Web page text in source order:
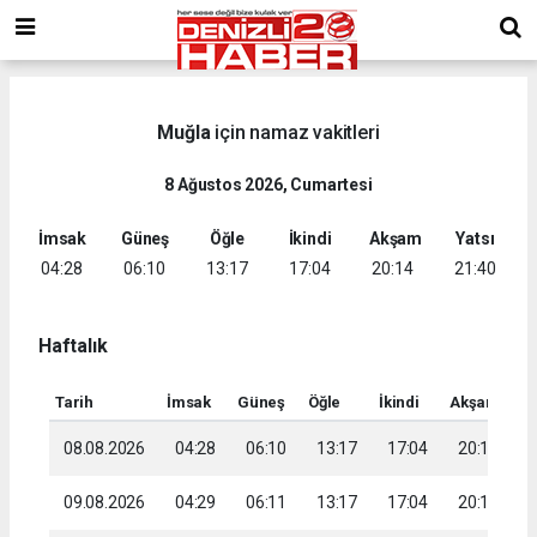
Muğla için namaz vakitleri
8 Ağustos 2026, Cumartesi
İmsak
04:28
Güneş
06:10
Öğle
13:17
İkindi
17:04
Akşam
20:14
Yatsı
21:40
Haftalık
Tarih İmsak Güneş Öğle İkindi Akşam
08.08.2026 04:28 06:10 13:17 17:04 20:14
09.08.2026 04:29 06:11 13:17 17:04 20:13